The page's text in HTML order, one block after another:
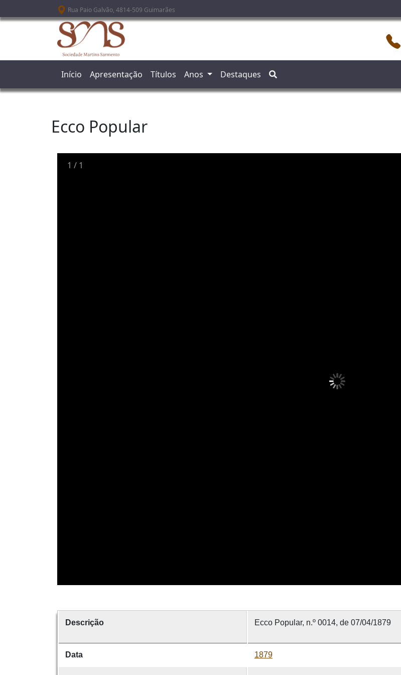
Passar para o conteúdo principal
Rua Paio Galvão, 4814-509 Guimarães
Início Apresentação Títulos Anos Destaques
Ecco Popular
1 / 1
Descrição Ecco Popular, n.º 0014, de 07/04/1879
Data 1879